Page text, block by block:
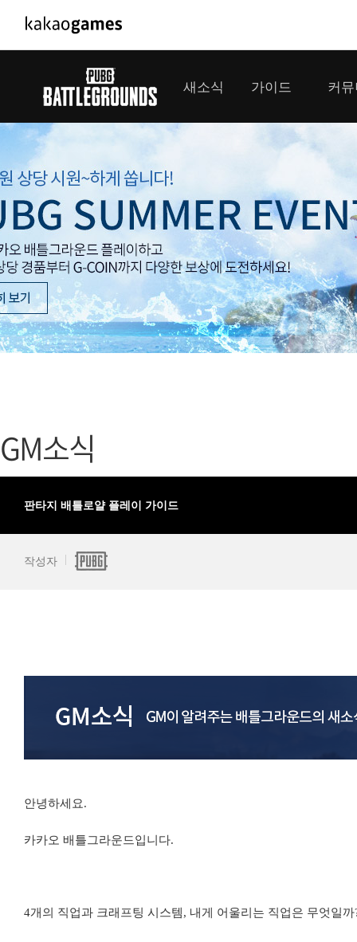
PC/모바일게임
도깨비의세계
아키에이지 워
아레스 : 라이즈 오브 가디언즈
배틀그라
패스 오브
패스 오브
모바일게임
우마무스메 프리티 더비
SMiniz
프렌즈팝콘
서비스
내정보
보안센터
새소식
이벤트
업데이트
대회소식
가이드 커
플레이
클랜
모집
GM소식
판타지 배틀로얄 플레이 가이드
작성자
안녕하세요.
카카오 배틀그라운드입니다.
4개의 직업과 크래프팅 시스템, 내게 어울리는 직업은 무엇일까